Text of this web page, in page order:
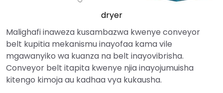
dryer
Malighafi inaweza kusambazwa kwenye conveyor
belt kupitia mekanismu inayofaa kama vile
mgawanyiko wa kuanza na belt inayovibrisha.
Conveyor belt itapita kwenye njia inayojumuisha
kitengo kimoja au kadhaa vya kukausha.